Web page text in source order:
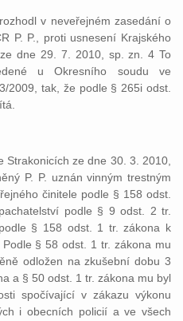
v neveřejném zasedání o
P. P., proti usnesení Krajského
dne 29. 7. 2010, sp. zn. 4 To
u Okresního soudu ve
2009, tak, že podle § 265i odst.
Strakonicích ze dne 30. 3. 2010,
P. P. uznán vinným trestným
činitele podle § 158 odst.
podle § 9 odst. 2 tr.
§ 158 odst. 1 tr. zákona k
§ 58 odst. 1 tr. zákona mu
odložen na zkušební dobu 3
a § 50 odst. 1 tr. zákona mu byl
spočívající v zákazu výkonu
i obecních policií a ve všech